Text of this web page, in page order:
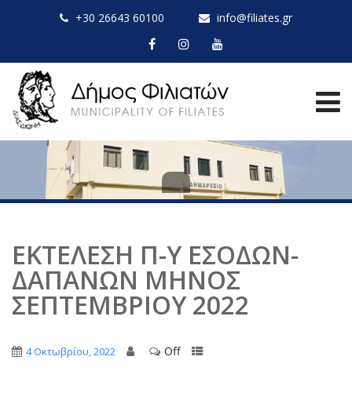
+30 26643 60100 info@filiates.gr
ΕΚΤΕΛΕΣΗ Π-Υ ΕΣΟΔΩΝ-
ΔΑΠΑΝΩΝ ΜΗNΟΣ
ΣΕΠΤΕΜΒΡΙΟΥ 2022
4 Οκτωβρίου, 2022 Off